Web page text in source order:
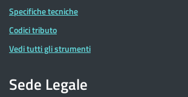
Specifiche tecniche
Codici tributo
Vedi tutti gli strumenti
Sede Legale